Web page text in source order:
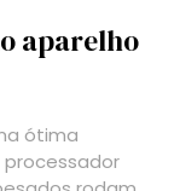
aparelho
ótima